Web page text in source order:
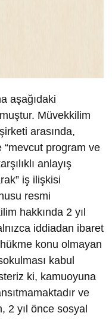
aşağıdaki
Müvekkilim
arasında,
“mevcut program ve
anlayış
iş ilişkisi
resmi
hakkında 2 yıl
iddiadan ibaret
konu olmayan
kabul
ki, kamuoyuna
ve
2 yıl önce sosyal